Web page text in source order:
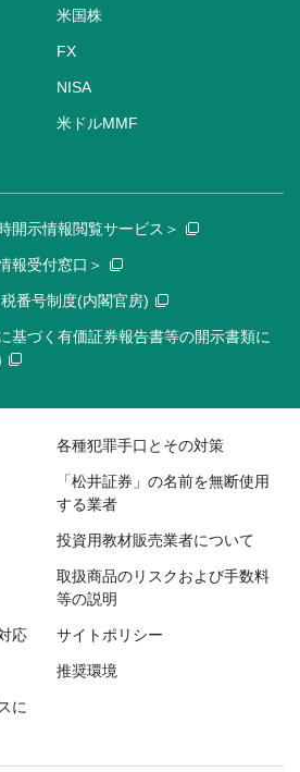
米国株
FX
NISA
米ドルMMF
開示情報閲覧サービス＞
報受付窓口＞
番号制度(内閣官房)
基づく有価証券報告書等の開示書類に
各種犯罪手口とその対策
「松井証券」の名前を無断使用
する業者
投資用教材販売業者について
取扱商品のリスクおよび手数料
等の説明
応 サイトポリシー
推奨環境
に